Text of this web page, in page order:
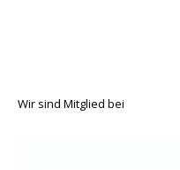
Wir sind Mitglied bei